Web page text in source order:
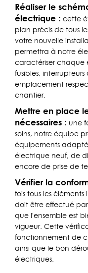
Réaliser le
électrique : cette
plan précis de tous
votre nouvelle
permettra à notre
caractériser chaque
fusibles,
emplacement
chantier.
Mettre en place
nécessaires : une
soins, notre équipe
équipements
électrique neuf, de
encore de prise de
Vérifier la
fois tous les
doit être effectué par
que l'ensemble est
vigueur. Cette
fonctionnement de
ainsi que le bon
électriques.